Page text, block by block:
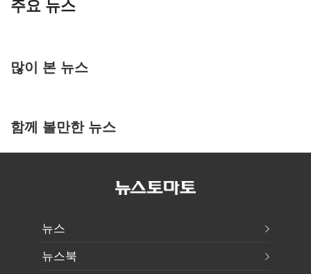
주요 뉴스
많이 본 뉴스
함께 볼만한 뉴스
뉴스
뉴스북